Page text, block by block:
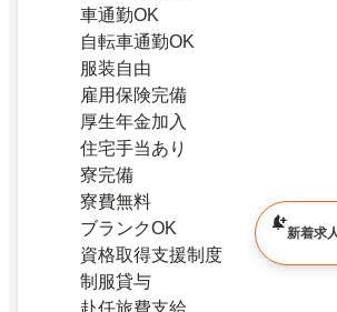
車通勤OK
自転車通勤OK
服装自由
雇用保険完備
厚生年金加入
住宅手当あり
寮完備
寮費無料
ブランクOK
資格取得支援制度
制服貸与
新着求